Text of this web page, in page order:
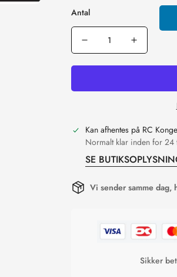
Antal
Kan afhentes på RC
Normalt klar inden for 24
SE
Vi sender samme
Sikker